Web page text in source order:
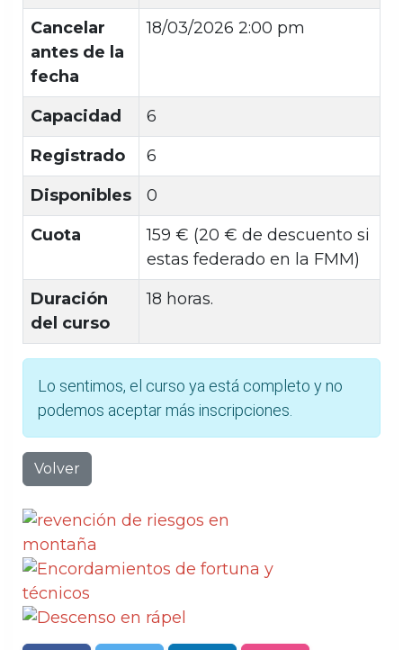
Cancelar
antes de la
fecha
18/03/2026 2:00 pm
Capacidad
6
Registrado
6
Disponibles
0
Cuota
159 € (20 € de descuento si
estas federado en la FMM)
Duración
del curso
18 horas.
Lo sentimos, el curso ya está completo y no
podemos aceptar más inscripciones.
Volver